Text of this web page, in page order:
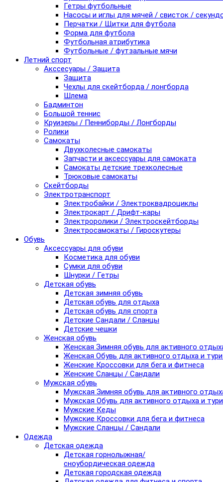
Гетры футбольные
Насосы и иглы для мячей / свисток /
Перчатки / Щитки для футбола
Форма для футбола
Футбольная атрибутика
Футбольные / футзальные мячи
Летний спорт
Акссесуары / Защита
Защита
Чехлы для скейтборда / лонгборда
Шлема
Бадминтон
Большой теннис
Круизеры / Пенниборды / Лонгборды
Ролики
Самокаты
Двухколесные самокаты
Запчасти и аксессуары для самоката
Самокаты детские трехколесные
Трюковые самокаты
Скейтборды
Электротранспорт
Электробайки / Электроквадроциклы
Электрокарт / Дрифт-кары
Электроролики / Электроскейтборды
Электросамокаты / Гироскутеры
Обувь
Аксессуары для обуви
Косметика для обуви
Сумки для обуви
Шнурки / Гетры
Детская обувь
Детская зимняя обувь
Детская обувь для отдыха
Детская обувь для спорта
Детские Сандали / Сланцы
Детские чешки
Женская обувь
Женская Зимняя обувь для активного
Женская Обувь для активного отдыха и
Женские Кроссовки для бега и фитнеса
Женские Сланцы / Сандали
Мужская обувь
Мужская Зимняя обувь для активного
Мужская Обувь для активного отдыха и
Мужские Кеды
Мужские Кроссовки для бега и фитнеса
Мужские Сланцы / Сандали
Одежда
Детская одежда
Детская горнолыжная/
сноубордическая одежда
Детская городская одежда